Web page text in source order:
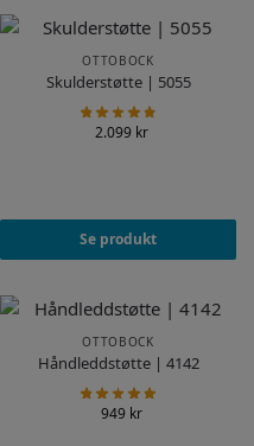
OTTOBOCK
Skulderstøtte | 5055
2.099 kr
Se produkt
OTTOBOCK
Håndleddstøtte | 4142
949 kr